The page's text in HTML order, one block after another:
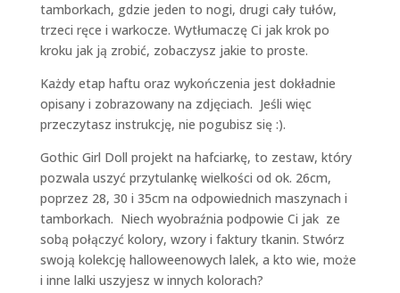
tamborkach, gdzie jeden to nogi, drugi cały tułów,
trzeci ręce i warkocze. Wytłumaczę Ci jak krok po
kroku jak ją zrobić, zobaczysz jakie to proste.
Każdy etap haftu oraz wykończenia jest dokładnie
opisany i zobrazowany na zdjęciach. Jeśli więc
przeczytasz instrukcję, nie pogubisz się :).
Gothic Girl Doll projekt na hafciarkę, to zestaw, który
pozwala uszyć przytulankę wielkości od ok. 26cm,
poprzez 28, 30 i 35cm na odpowiednich maszynach i
tamborkach. Niech wyobraźnia podpowie Ci jak ze
sobą połączyć kolory, wzory i faktury tkanin. Stwórz
swoją kolekcję halloweenowych lalek, a kto wie, może
i inne lalki uszyjesz w innych kolorach?